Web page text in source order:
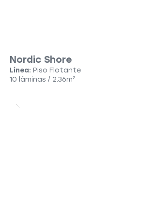
Nordic Shore
Línea: Piso Flotante
10 láminas / 2.36m²